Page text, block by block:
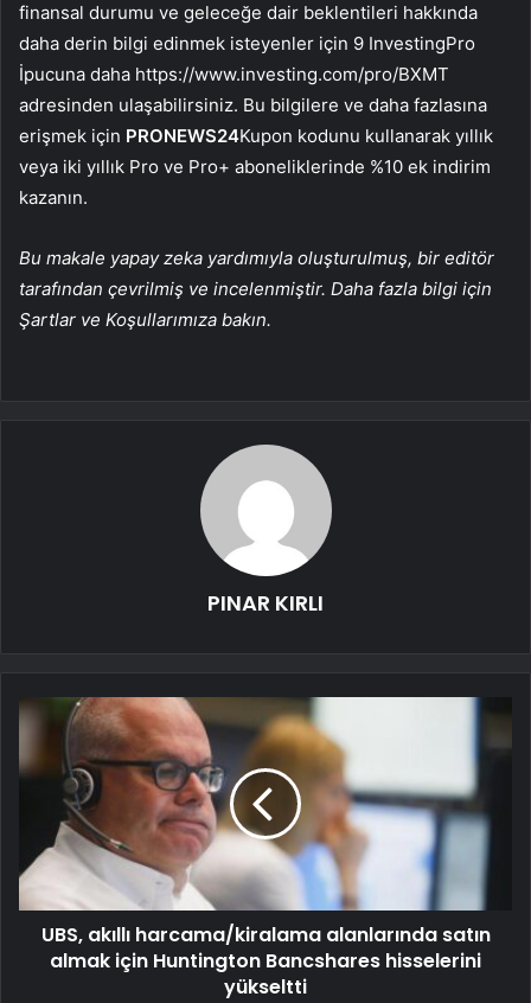
finansal durumu ve geleceğe dair beklentileri hakkında
daha derin bilgi edinmek isteyenler için 9 InvestingPro
İpucuna daha https://www.investing.com/pro/BXMT
adresinden ulaşabilirsiniz. Bu bilgilere ve daha fazlasına
erişmek için PRONEWS24Kupon kodunu kullanarak yıllık
veya iki yıllık Pro ve Pro+ aboneliklerinde %10 ek indirim
kazanın.
Bu makale yapay zeka yardımıyla oluşturulmuş, bir editör
tarafından çevrilmiş ve incelenmiştir. Daha fazla bilgi için
Şartlar ve Koşullarımıza bakın.
PINAR KIRLI
UBS, akıllı harcama/kiralama alanlarında satın
almak için Huntington Bancshares hisselerini
yükseltti